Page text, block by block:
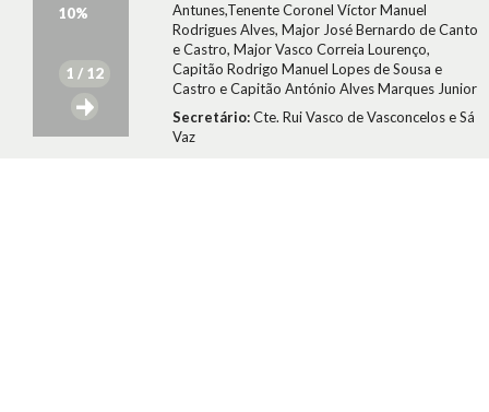
10%
1 / 12
Antunes,Tenente Coronel Víctor Manuel
Rodrigues Alves, Major José Bernardo de Canto
e Castro, Major Vasco Correia Lourenço,
Capitão Rodrigo Manuel Lopes de Sousa e
Castro e Capitão António Alves Marques Junior
Secretário:Cte. Rui Vasco de Vasconcelos e Sá
Vaz